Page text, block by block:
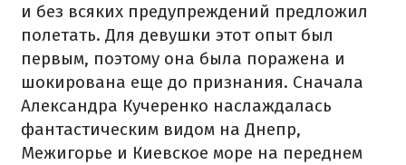
и без всяких предупреждений предложил
полетать. Для девушки этот опыт был
первым, поэтому она была поражена и
шокирована еще до признания. Сначала
Александра Кучеренко наслаждалась
фантастическим видом на Днепр,
Межигорье и Киевское море на переднем